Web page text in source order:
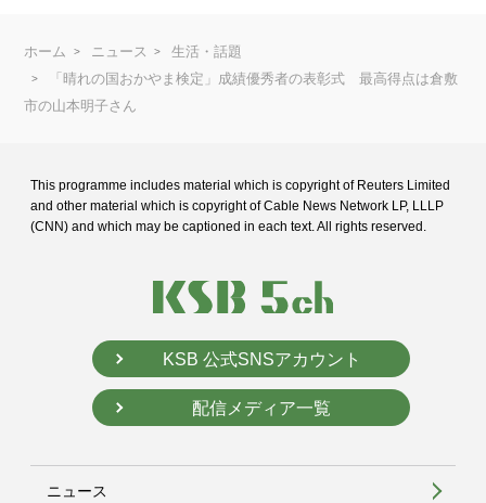
ホーム ニュース
生活・話題
「晴れの国おかやま検定」成績優秀者の表彰式 最高得点は倉敷
市の山本明子さん
This programme includes material which is copyright of Reuters Limited
and other material which is copyright of Cable News Network LP, LLLP
(CNN) and which may be captioned in each text. All rights reserved.
KSB 公式SNSアカウント
配信メディア一覧
ニュース